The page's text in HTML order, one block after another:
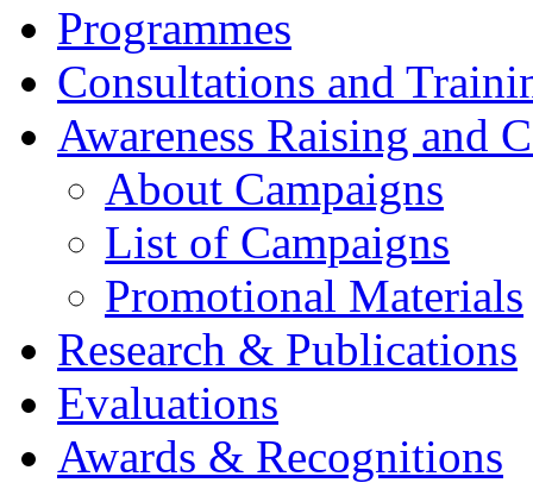
Programmes
Consultations and
Awareness Raising and
About Campaigns
List of Campaigns
Promotional Materials
Research & Publications
Evaluations
Awards & Recognitions